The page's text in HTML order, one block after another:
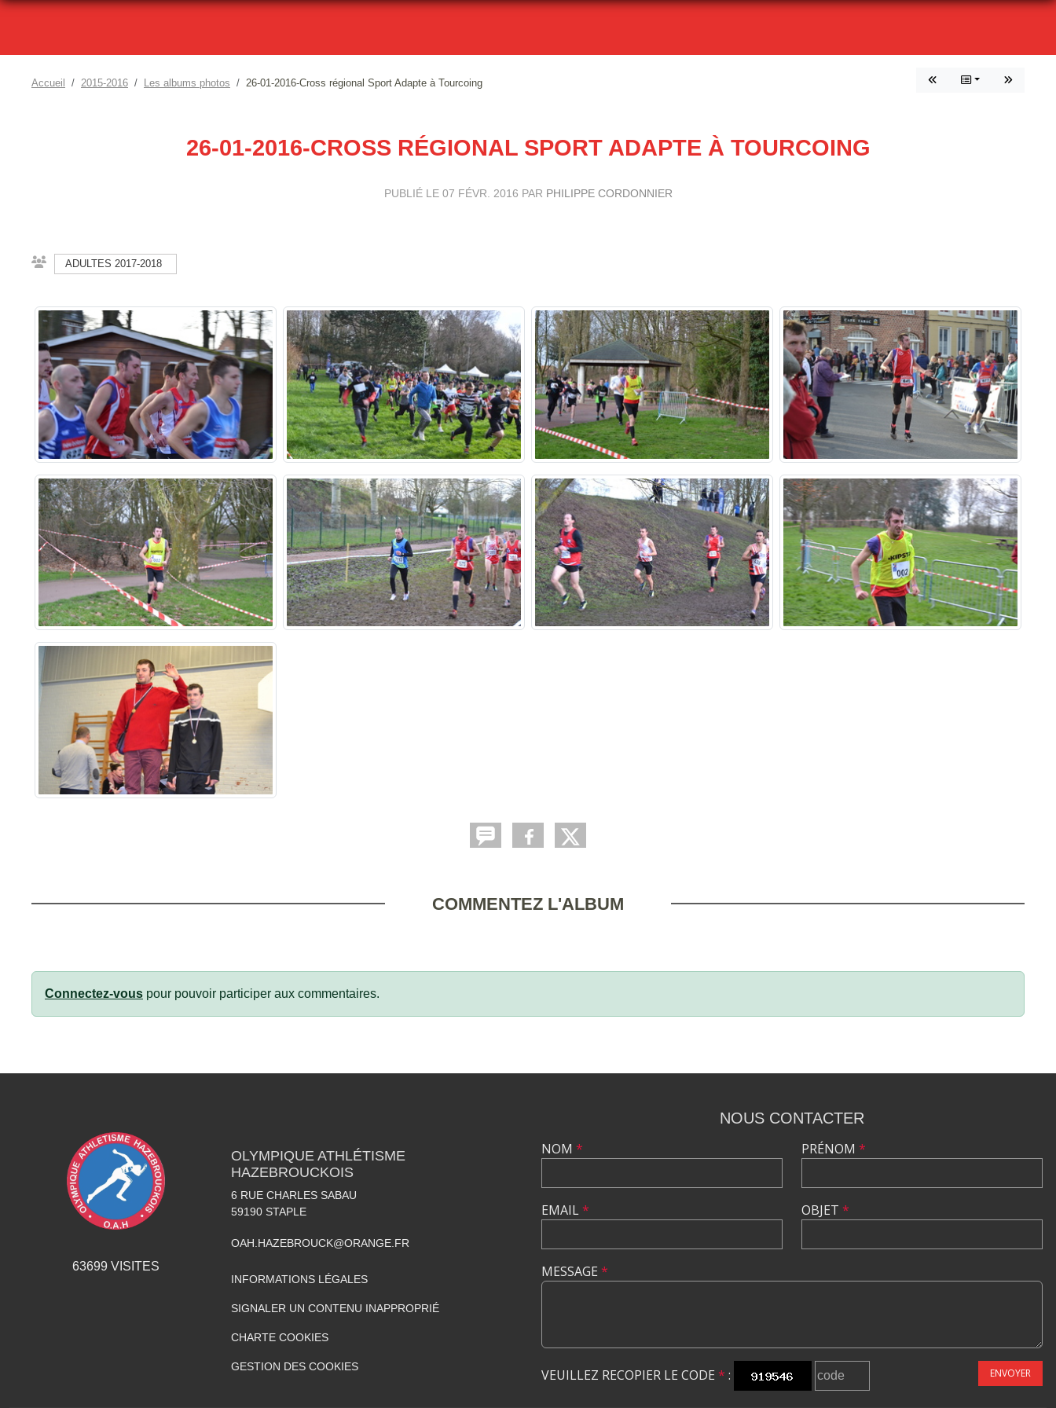
Accueil 2015-2016 Les albums photos 26-01-2016-Cross régional Sport Adapte à Tourcoing
26-01-2016-CROSS RÉGIONAL SPORT ADAPTE À TOURCOING
PUBLIÉ LE 07 FÉVR. 2016 PAR PHILIPPE CORDONNIER
ADULTES 2017-2018
COMMENTEZ L'ALBUM
Connectez-vous pour pouvoir participer aux commentaires.
63699 VISITES
OLYMPIQUE ATHLÉTISME
HAZEBROUCKOIS
6 RUE CHARLES SABAU
59190 STAPLE
OAH.HAZEBROUCK@ORANGE.FR
INFORMATIONS LÉGALES
SIGNALER UN CONTENU INAPPROPRIÉ
CHARTE COOKIES
GESTION DES COOKIES
NOUS CONTACTER
NOM *
EMAIL*
PRÉNOM *
OBJET *
MESSAGE *
VEUILLEZ RECOPIER LE CODE * : ENVOYER